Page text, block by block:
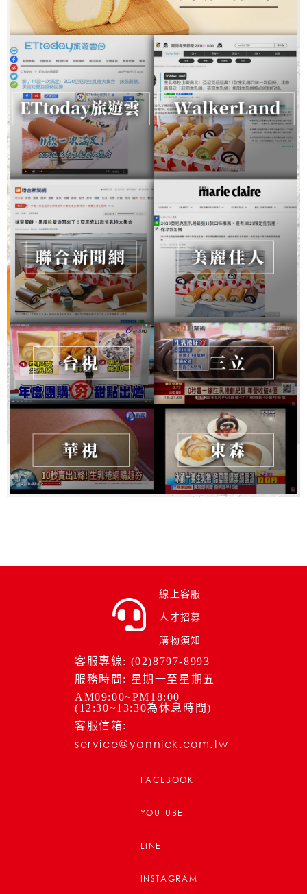
線上客服
人才招募
購物須知
客服專線: (02)8797-8993
服務時間: 星期一至星期五
AM09:00~PM18:00
(12:30~13:30為休息時間)
客服信箱:
service@yannick.com.tw
FACEBOOK
YOUTUBE
LINE
INSTAGRAM